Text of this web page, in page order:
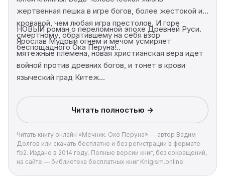
жертвенная пешка в игре богов, более жестокой и
кровавой, чем любая игра престолов. И горе
смертному, обратившему на себя взор
беспощадного Ока Перуна!..
НОВЫЙ роман о переломной эпохе Древней Руси.
Ярослав Мудрый огнем и мечом усмиряет
мятежные племена, новая христианская вера идет
войной против древних богов, и тонет в крови
языческий град Китеж…
Читать полностью →
Читать книгу онлайн «Мечник. Око Перуна» — автор Вадим
Долгов или скачать бесплатно и без регистрации в формате
fb2. Издано в 2014 году. Полные версии книг, без сокращений,
на сайте — библиотека бесплатных книг Knigism.online.